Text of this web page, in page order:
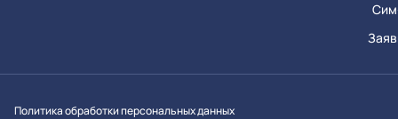
Политика обработки персональных данных